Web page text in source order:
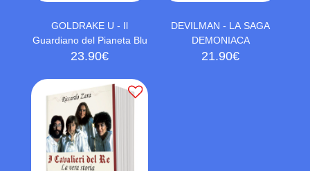
GOLDRAKE U - Il
Guardiano del Pianeta Blu
23.90€
DEVILMAN - LA SAGA
DEMONIACA
21.90€